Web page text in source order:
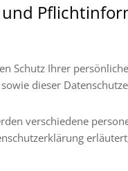
Schutz Ihrer
dieser
verschiedene